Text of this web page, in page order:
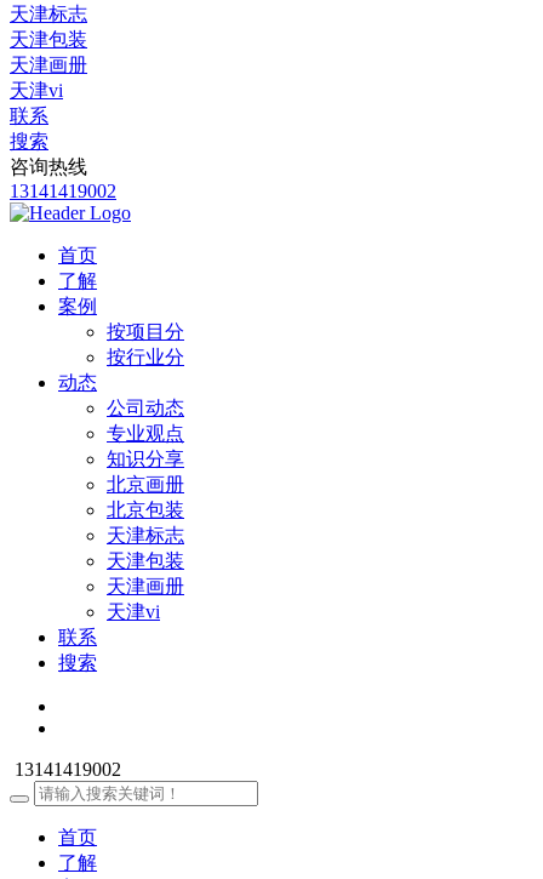
天津标志
天津包装
天津画册
天津vi
联系
搜索
咨询热线
13141419002
首页
了解
案例
按项目分
按行业分
动态
公司动态
专业观点
知识分享
北京画册
北京包装
天津标志
天津包装
天津画册
天津vi
联系
搜索
13141419002
首页
了解